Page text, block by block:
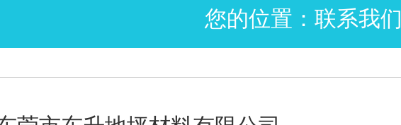
您的位置：联系我们